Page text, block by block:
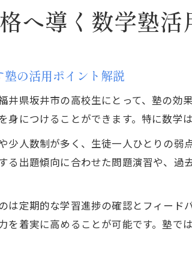
坂井市で数学
坂井市の
塾の指
高校生
塾で高
高志高
塾を使
へ導く数学塾活
の活用ポイント解説
井県坂井市の高校生にとって、塾の効
身につけることができます。特に数学
少人数制が多く、生徒一人ひとりの
る出題傾向に合わせた問題演習や、
は定期的な学習進捗の確認とフィード
を着実に高めることが可能です。塾で